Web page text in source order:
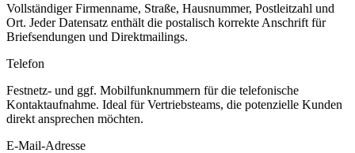
Vollständiger Firmenname, Straße, Hausnummer, Postleitzahl und
Ort. Jeder Datensatz enthält die postalisch korrekte Anschrift für
Briefsendungen und Direktmailings.
Telefon
Festnetz- und ggf. Mobilfunknummern für die telefonische
Kontaktaufnahme. Ideal für Vertriebsteams, die potenzielle Kunden
direkt ansprechen möchten.
E-Mail-Adresse